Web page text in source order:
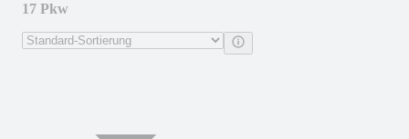
17 Pkw